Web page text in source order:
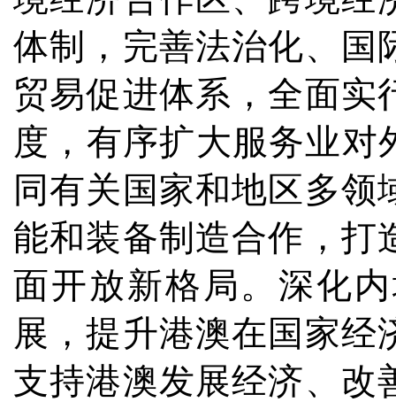
体制，完善法治化、国
贸易促进体系，全面实
度，有序扩大服务业对
同有关国家和地区多
能和装备制造合作，打
面开放新格局。深化
展，提升港澳在国家经
支持港澳发展经济、改